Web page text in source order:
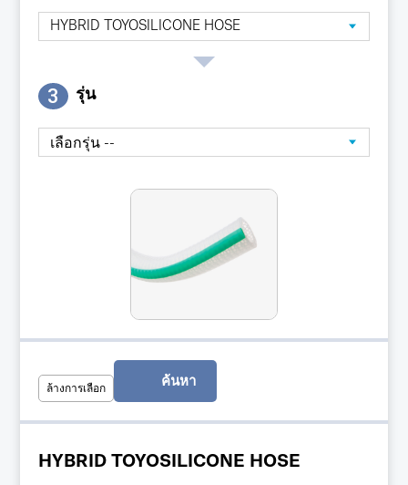
3 รุ่น
ล้างการเลือก
ค้นหา
HYBRID TOYOSILICONE HOSE